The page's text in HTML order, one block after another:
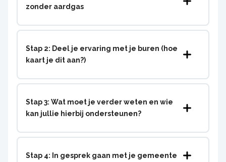
zonder aardgas
Stap 2: Deel je ervaring met je buren (hoe
kaart je dit aan?)
Stap 3: Wat moet je verder weten en wie
kan jullie hierbij ondersteunen?
Stap 4: In gesprek gaan met je gemeente